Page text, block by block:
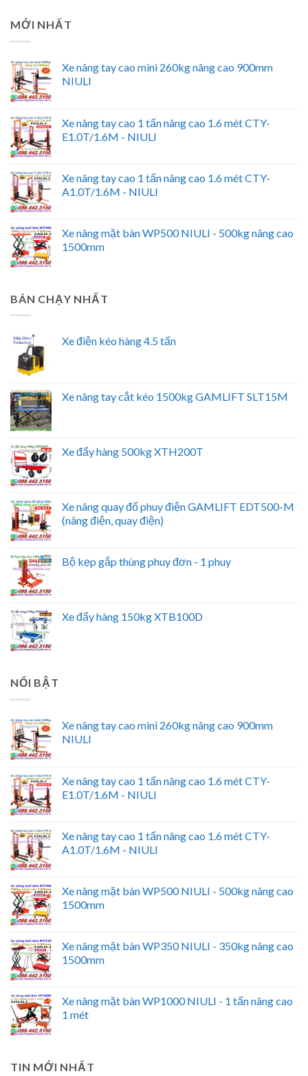
MỚI NHẤT
Xe nâng tay cao mini 260kg nâng cao 900mm
NIULI
Xe nâng tay cao 1 tấn nâng cao 1.6 mét CTY-
E1.0T/1.6M - NIULI
Xe nâng tay cao 1 tấn nâng cao 1.6 mét CTY-
A1.0T/1.6M - NIULI
Xe nâng mặt bàn WP500 NIULI - 500kg nâng cao
1500mm
BÁN CHẠY NHẤT
Xe điện kéo hàng 4.5 tấn
Xe nâng tay cắt kéo 1500kg GAMLIFT SLT15M
Xe đẩy hàng 500kg XTH200T
Xe nâng quay đổ phuy điện GAMLIFT EDT500-M
(nâng điện, quay điện)
Bộ kẹp gắp thùng phuy đơn - 1 phuy
Xe đẩy hàng 150kg XTB100D
NỔI BẬT
Xe nâng tay cao mini 260kg nâng cao 900mm
NIULI
Xe nâng tay cao 1 tấn nâng cao 1.6 mét CTY-
E1.0T/1.6M - NIULI
Xe nâng tay cao 1 tấn nâng cao 1.6 mét CTY-
A1.0T/1.6M - NIULI
Xe nâng mặt bàn WP500 NIULI - 500kg nâng cao
1500mm
Xe nâng mặt bàn WP350 NIULI - 350kg nâng cao
1500mm
Xe nâng mặt bàn WP1000 NIULI - 1 tấn nâng cao
1 mét
TIN MỚI NHẤT